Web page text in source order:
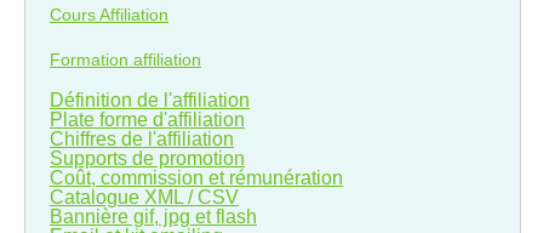
Cours Affiliation
Formation affiliation
Définition de l'affiliation
Plate forme d'affiliation
Chiffres de l'affiliation
Supports de promotion
Coût, commission et rémunération
Catalogue XML / CSV
Bannière gif, jpg et flash